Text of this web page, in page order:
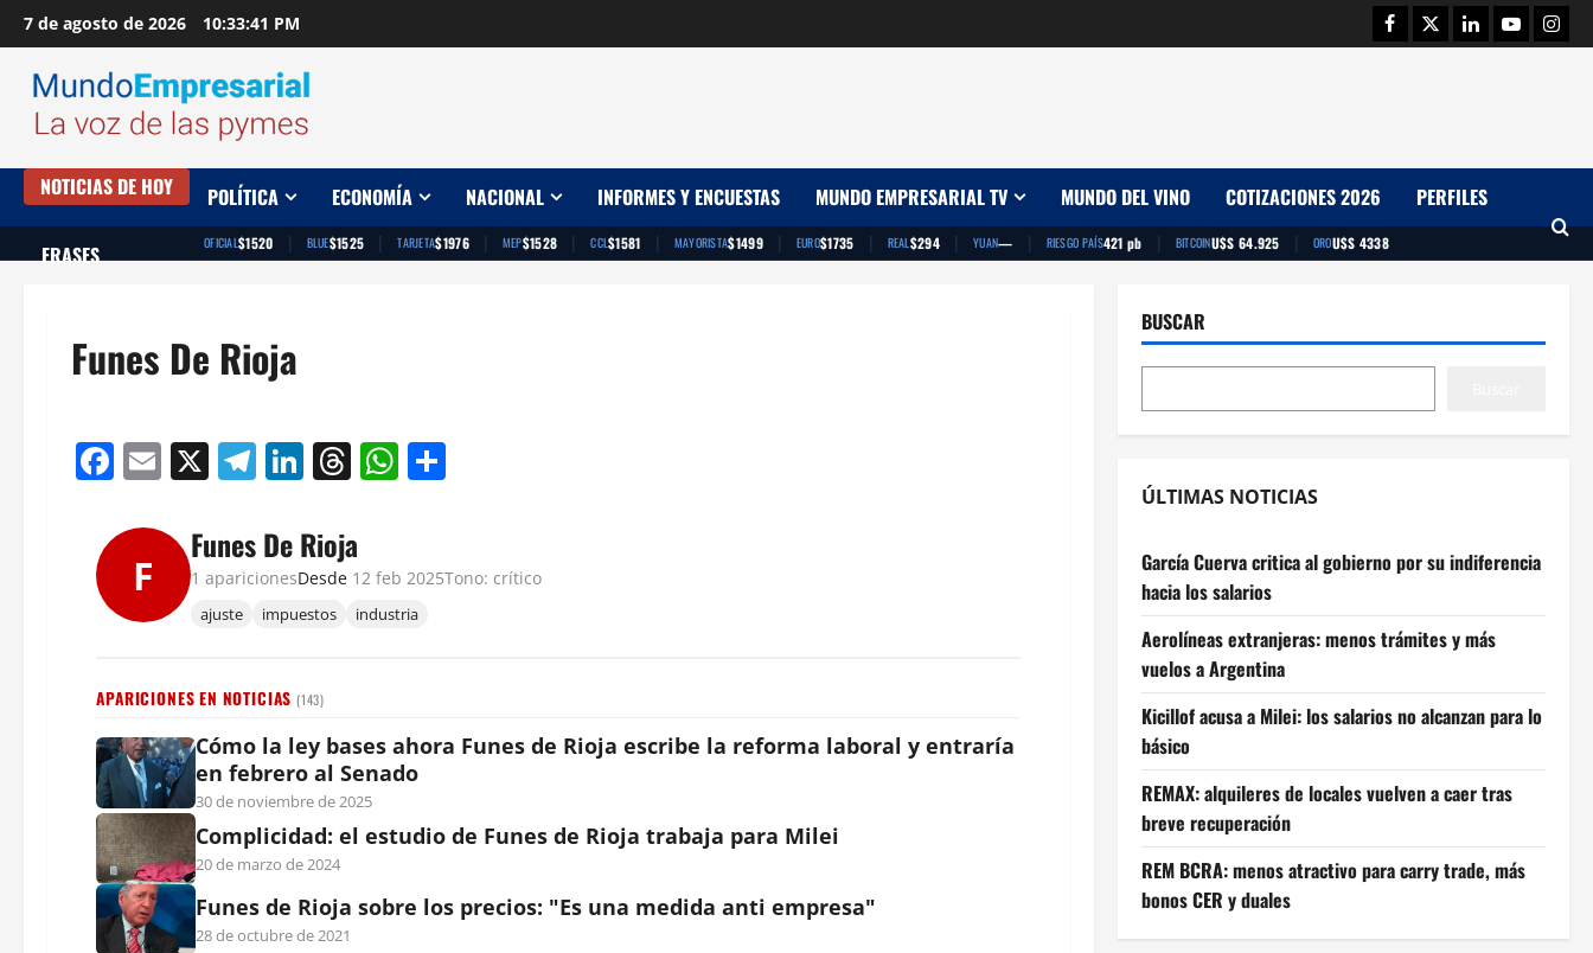
Saltar
al
contenido
7 de agosto de 2026 10:33:41 PM Facebook
TwitterLinkedinYoutube
NOTICIAS DE HOY POLÍTICA ECONOMÍA NACIONAL INFORMES Y ENCUESTAS MUNDO EMPRESARIAL TV MUNDO DEL VINO COTIZACIONES 2026 PERFILES
FRASES OFICIAL$1520 | BLUE$1525 | TARJETA$1976 | MEP$1528 | CCL$1581 | MAYORISTA$1499 | EURO$1735 | REAL$294 | YUAN— | RIESGO PAÍS421 pb | BITCOINU$S 64.925 | OROU$S 4338
Funes De Rioja
Facebook
Email
X Telegram
LinkedIn
Threads
WhatsApp
F
Funes De Rioja
1 aparicionesDesde 12 feb 2025Tono: crítico
ajuste impuestos industria
APARICIONES EN NOTICIAS (143)
Cómo la ley bases ahora Funes de Rioja escribe la reforma laboral y entraría
en febrero al Senado
30 de noviembre de 2025
Complicidad: el estudio de Funes de Rioja trabaja para Milei
20 de marzo de 2024
Funes de Rioja sobre los precios: "Es una medida anti empresa"
28 de octubre de 2021
BUSCAR
ÚLTIMAS NOTICIAS
García Cuerva critica al gobierno por su indiferencia
hacia los salarios
Aerolíneas extranjeras: menos trámites y más
vuelos a Argentina
Kicillof acusa a Milei: los salarios no alcanzan para lo
básico
REMAX: alquileres de locales vuelven a caer tras
breve recuperación
REM BCRA: menos atractivo para carry trade, más
bonos CER y duales